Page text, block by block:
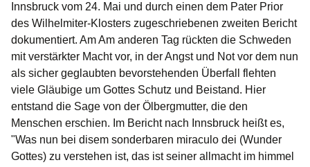
Innsbruck vom 24. Mai und durch einen dem Pater Prior
des Wilhelmiter-Klosters zugeschriebenen zweiten Bericht
dokumentiert. Am Am anderen Tag rückten die Schweden
mit verstärkter Macht vor, in der Angst und Not vor dem nun
als sicher geglaubten bevorstehenden Überfall flehten
viele Gläubige um Gottes Schutz und Beistand. Hier
entstand die Sage von der Ölbergmutter, die den
Menschen erschien. Im Bericht nach Innsbruck heißt es,
"Was nun bei disem sonderbaren miraculo dei (Wunder
Gottes) zu verstehen ist, das ist seiner allmacht im himmel